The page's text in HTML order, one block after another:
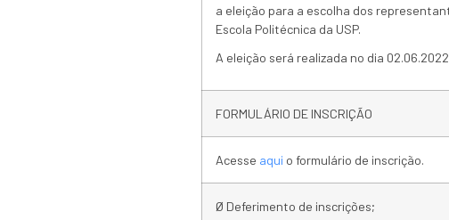
a eleição para a escolha dos
Escola Politécnica da USP.
A eleição será realizada no dia
FORMULÁRIO DE INSCRIÇÃO
Acesse aqui o formulário de inscrição.
Ø Deferimento de inscrições;